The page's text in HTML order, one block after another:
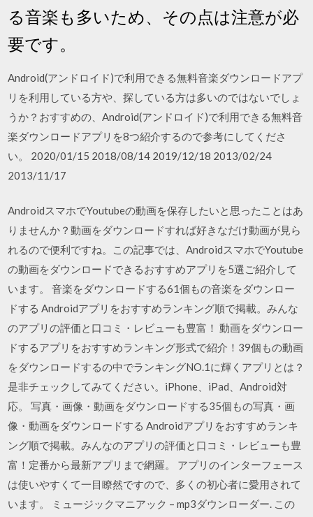
る音楽も多いため、その点は注意が必
要です。
Android(アンドロイド)で利用できる無料音楽ダウンロードアプ
リを利用している方や、探している方は多いのではないでしょ
うか？おすすめの、Android(アンドロイド)で利用できる無料音
楽ダウンロードアプリを8つ紹介するので参考にしてくださ
い。 2020/01/15 2018/08/14 2019/12/18 2013/02/24
2013/11/17
AndroidスマホでYoutubeの動画を保存したいと思ったことはあ
りませんか？動画をダウンロードすれば好きなだけ動画が見ら
れるので便利ですね。この記事では、AndroidスマホでYoutube
の動画をダウンロードできるおすすめアプリを5選ご紹介して
います。 音楽をダウンロードする61個もの音楽をダウンロー
ドする Androidアプリをおすすめランキング順で掲載。みんな
のアプリの評価と口コミ・レビューも豊富！ 動画をダウンロー
ドするアプリをおすすめランキング形式で紹介！39個もの動画
をダウンロードするの中でランキングNO.1に輝くアプリとは？
是非チェックしてみてください。iPhone、iPad、Android対
応。 写真・画像・動画をダウンロードする35個もの写真・画
像・動画をダウンロードする Androidアプリをおすすめランキ
ング順で掲載。みんなのアプリの評価と口コミ・レビューも豊
富！定番から最新アプリまで網羅。 アプリのインターフェース
は使いやすくて一目瞭然ですので、多くの初心者に愛用されて
います。 ミュージックマニアック – mp3ダウンローダー. この